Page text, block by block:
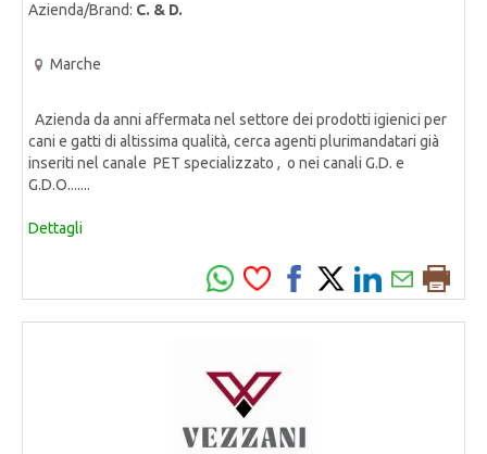
Azienda/Brand: C. & D.
Marche
Azienda da anni affermata nel settore dei prodotti igienici per
cani e gatti di altissima qualità, cerca agenti plurimandatari già
inseriti nel canale PET specializzato , o nei canali G.D. e
G.D.O.......
Dettagli